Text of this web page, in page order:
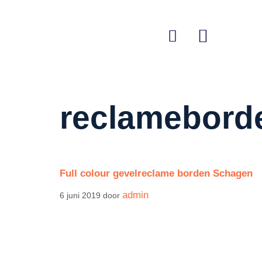
Full colour gevelreclame borden Schagen
6 juni 2019 door admin